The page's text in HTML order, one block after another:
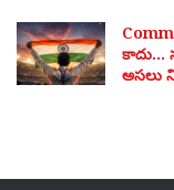
కాదు…
అసలు